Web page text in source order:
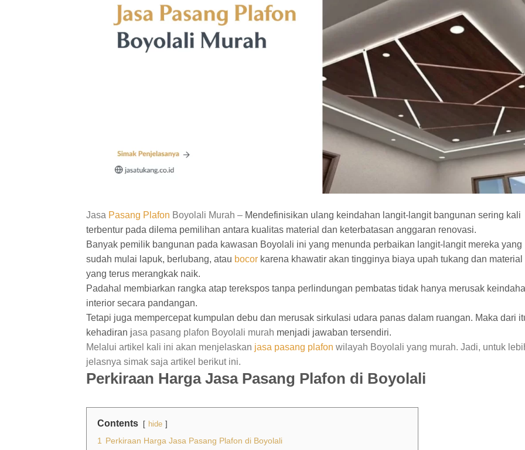
Jasa Pasang Plafon Boyolali Murah – Mendefinisikan ulang keindahan langit-langit bangunan sering kali
terbentur pada dilema pemilihan antara kualitas material dan keterbatasan anggaran renovasi.
Banyak pemilik bangunan pada kawasan Boyolali ini yang menunda perbaikan langit-langit mereka yang
sudah mulai lapuk, berlubang, atau bocor karena khawatir akan tingginya biaya upah tukang dan material
yang terus merangkak naik.
Padahal membiarkan rangka atap terekspos tanpa perlindungan pembatas tidak hanya merusak
interior secara pandangan.
Tetapi juga mempercepat kumpulan debu dan merusak sirkulasi udara panas dalam ruangan. Maka dari
kehadiran jasa pasang plafon Boyolali murah menjadi jawaban tersendiri.
Melalui artikel kali ini akan menjelaskan jasa pasang plafon wilayah Boyolali yang murah. Jadi, untuk
jelasnya simak saja artikel berikut ini.
Perkiraan Harga Jasa Pasang Plafon di Boyolali
Contents hide
1
Perkiraan Harga Jasa Pasang Plafon di Boyolali